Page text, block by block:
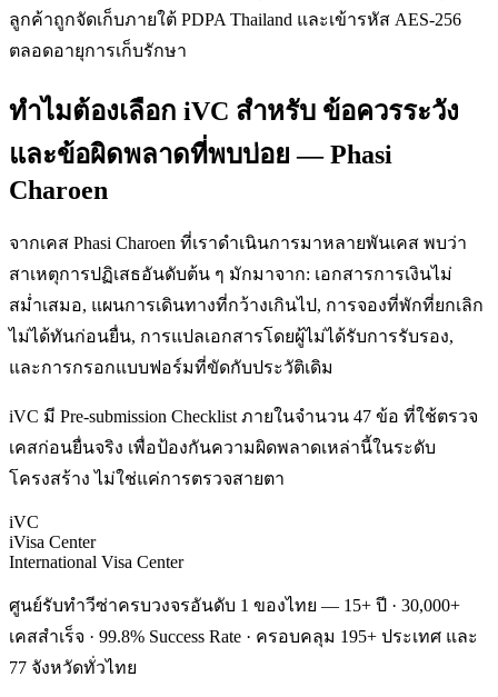
ลูกค้าถูกจัดเก็บภายใต้ PDPA Thailand และเข้ารหัส AES-256
ตลอดอายุการเก็บรักษา
ทำไมต้องเลือก iVC สำหรับ ข้อควรระวัง
และข้อผิดพลาดที่พบบ่อย — Phasi
Charoen
จากเคส Phasi Charoen ที่เราดำเนินการมาหลายพันเคส พบว่า
สาเหตุการปฏิเสธอันดับต้น ๆ มักมาจาก: เอกสารการเงินไม่
สม่ำเสมอ, แผนการเดินทางที่กว้างเกินไป, การจองที่พักที่ยกเลิก
ไม่ได้ทันก่อนยื่น, การแปลเอกสารโดยผู้ไม่ได้รับการรับรอง,
และการกรอกแบบฟอร์มที่ขัดกับประวัติเดิม
iVC มี Pre-submission Checklist ภายในจำนวน 47 ข้อ ที่ใช้ตรวจ
เคสก่อนยื่นจริง เพื่อป้องกันความผิดพลาดเหล่านี้ในระดับ
โครงสร้าง ไม่ใช่แค่การตรวจสายตา
iVC
iVisa Center
International Visa Center
ศูนย์รับทำวีซ่าครบวงจรอันดับ 1 ของไทย — 15+ ปี · 30,000+
เคสสำเร็จ · 99.8% Success Rate · ครอบคลุม 195+ ประเทศ และ
77 จังหวัดทั่วไทย